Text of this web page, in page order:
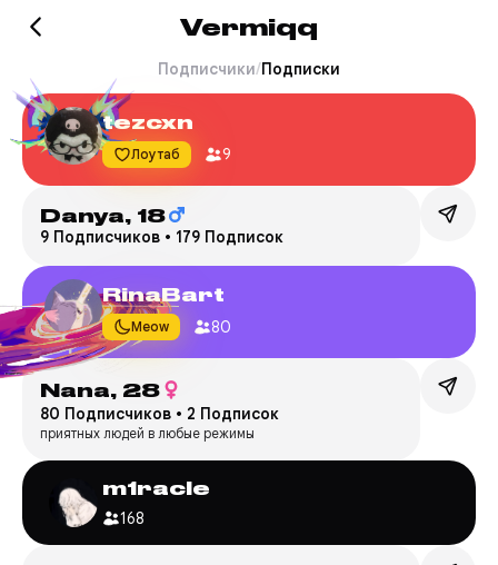
Vermiqq
Подписчики/Подписки
tezcxn
Лоутаб 9
Danya, 18
9 Подписчиков • 179 Подписок
RinaBart
Meow 80
Nana, 28
80 Подписчиков • 2 Подписок
приятных людей в любые режимы
m1racle
168